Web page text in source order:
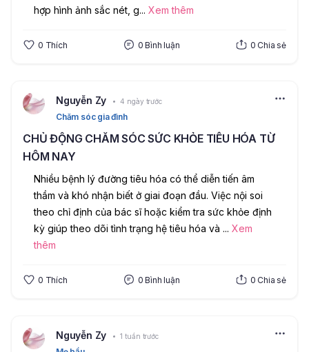
hợp hình ảnh sắc nét, g... Xem thêm
0 Thích 0 Bình luận 0 Chia sẻ
Nguyễn Zy 4 ngày trước
Chăm sóc gia đình
CHỦ ĐỘNG CHĂM SÓC SỨC KHỎE TIÊU HÓA TỪ
HÔM NAY
Nhiều bệnh lý đường tiêu hóa có thể diễn tiến âm
thầm và khó nhận biết ở giai đoạn đầu. Việc nội soi
theo chỉ định của bác sĩ hoặc kiểm tra sức khỏe định
kỳ giúp theo dõi tình trạng hệ tiêu hóa và ... Xem
thêm
0 Thích 0 Bình luận 0 Chia sẻ
Nguyễn Zy 1 tuần trước